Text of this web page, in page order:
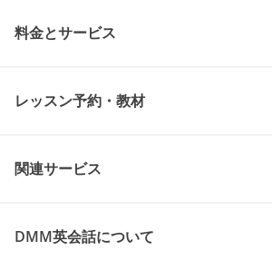
料金とサービス
レッスン予約・教材
関連サービス
DMM英会話について